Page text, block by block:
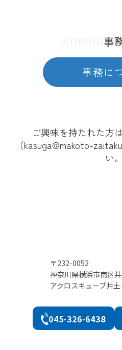
事
事務に
ご興味を持たれた方
（kasuga@makoto-
い。
〒232-0052
神奈川県横浜市南区
アクロスキューブ井
045-326-6438